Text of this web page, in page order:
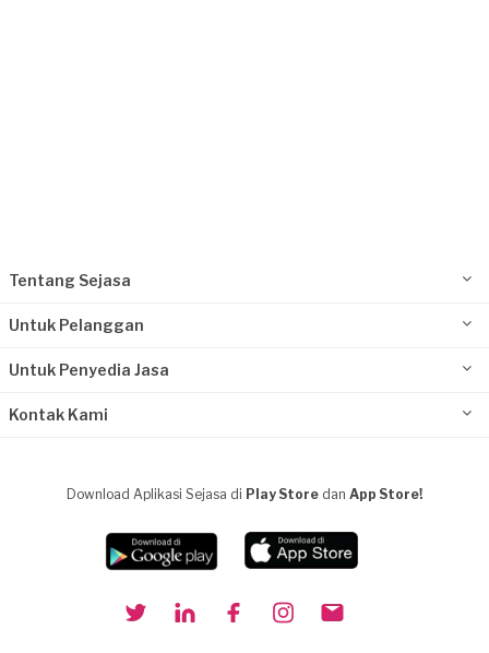
Tentang Sejasa
Untuk Pelanggan
Untuk Penyedia Jasa
Kontak Kami
Download Aplikasi Sejasa di Play Store dan App Store!